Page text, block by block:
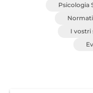
Psicologia
I vostri